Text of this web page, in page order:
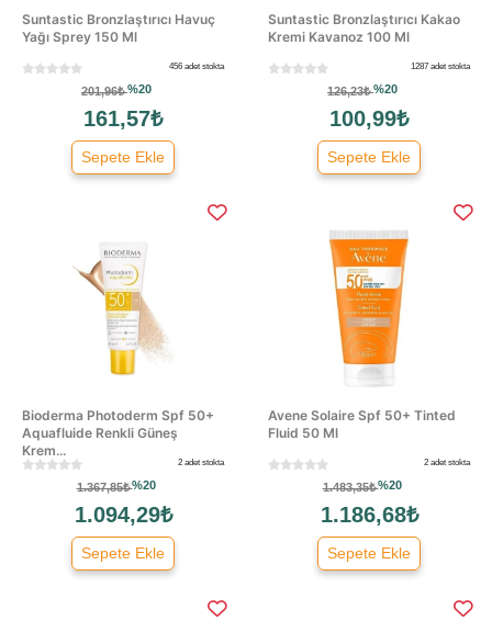
Suntastic Bronzlaştırıcı Havuç
Yağı Sprey 150 Ml
456 adet stokta
201,96₺%20
161,57₺
Sepete Ekle
Suntastic Bronzlaştırıcı Kakao
Kremi Kavanoz 100 Ml
1287 adet stokta
126,23₺%20
100,99₺
Sepete Ekle
Bioderma Photoderm Spf 50+
Aquafluide Renkli Güneş
Krem...
2 adet stokta
1.367,85₺%20
1.094,29₺
Sepete Ekle
Avene Solaire Spf 50+ Tinted
Fluid 50 Ml
2 adet stokta
1.483,35₺%20
1.186,68₺
Sepete Ekle